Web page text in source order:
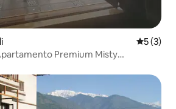
5 de
5 (3)
Premium Misty